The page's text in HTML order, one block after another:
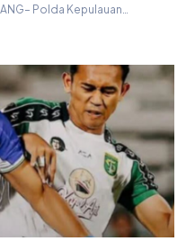
Polda Kepulauan…